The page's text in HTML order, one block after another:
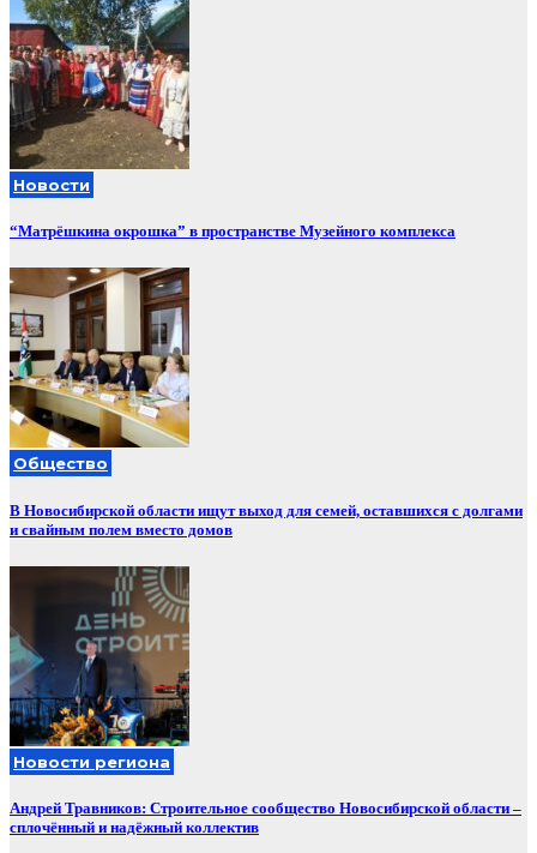
Новости
“Матрёшкина окрошка” в пространстве Музейного комплекса
Общество
В Новосибирской области ищут выход для семей, оставшихся с долгами
и свайным полем вместо домов
Новости региона
Андрей Травников: Строительное сообщество Новосибирской области –
сплочённый и надёжный коллектив